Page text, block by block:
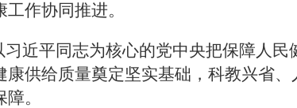
作协同推进。
近平同志为核心的党中央把保障人民
供给质量奠定坚实基础，科教兴省
。